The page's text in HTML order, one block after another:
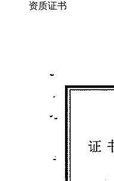
资质证书